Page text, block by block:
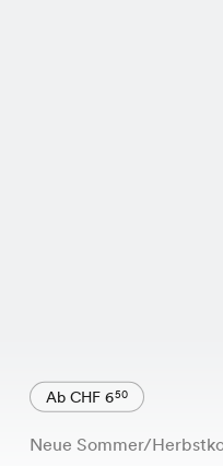
Ab CHF 650
Neue Sommer/